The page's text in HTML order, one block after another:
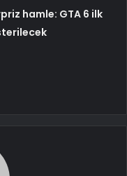
hamle: GTA 6 ilk